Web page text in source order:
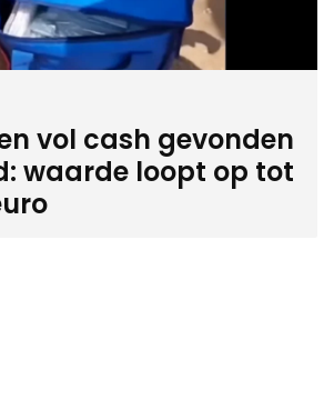
vol cash gevonden
waarde loopt op tot